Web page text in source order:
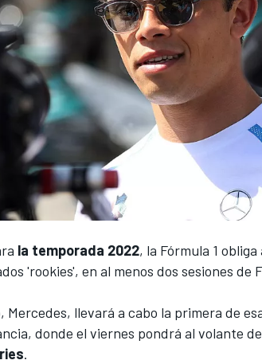
la temporada 2022, la Fórmula 1 obliga
'rookies', en al menos dos sesiones de
Mercedes, llevará a cabo la primera de
, donde el viernes pondrá al volante
.